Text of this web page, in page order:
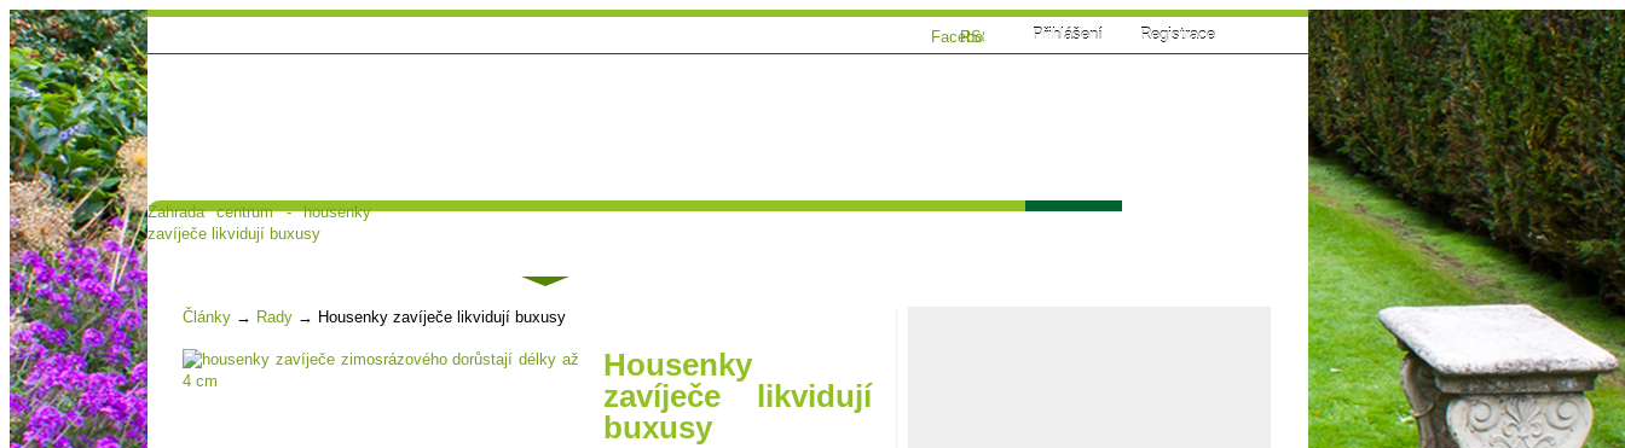
Přihlášení Registrace
Facebook
RSS
Zahrada centrum - housenky
zavíječe likvidují buxusy
Hlavní strana Poradna a diskuse
Články → Rady → Housenky zavíječe likvidují buxusy
Housenky
zavíječe likvidují
buxusy